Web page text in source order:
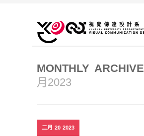
MONTHLY ARCHIVE
月2023
二月 20 2023